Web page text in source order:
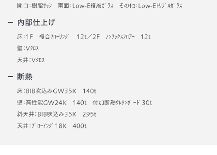
開口：樹脂ｻｯｼ 南面：Low-E複層ｶﾞﾗｽ その他：Low-Eﾄﾘﾌﾟﾙｶﾞﾗｽ
内部仕上げ
床：1F 複合ﾌﾛｰﾘﾝｸﾞ 12t／2F ﾉﾝﾜｯｸｽﾌﾛｱｰ 12t
壁：Vｸﾛｽ
天井：Vｸﾛｽ
断熱
床：BIB吹込みGW35K 140t
壁：高性能GW24K 140t 付加断熱ｳﾚﾀﾝﾎﾞｰﾄﾞ30t
斜天井：BIB吹込み35K 295t
天井：ﾌﾞﾛｰｲﾝｸﾞ18K 400t